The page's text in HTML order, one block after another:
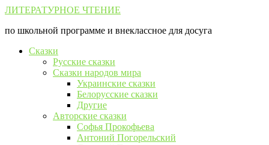
Перейти
контенту
ЛИТЕРАТУРНОЕ ЧТЕНИЕ
по школьной программе и внеклассное для досуга
Сказки
Русские сказки
Сказки народов мира
Украинские сказки
Белорусские сказки
Другие
Авторские сказки
Софья Прокофьева
Антоний Погорельский